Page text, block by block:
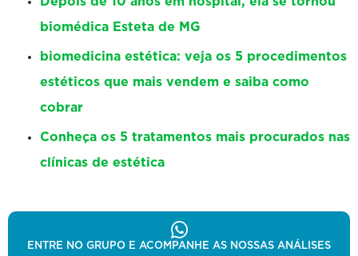
biomédica Esteta de MG
biomedicina estética: veja os 5 procedimentos
estéticos que mais vendem e saiba como
cobrar
Conheça os 5 tratamentos mais procurados nas
clínicas de estética
ENTRE NO GRUPO E ACOMPANHE AS NOSSAS ANÁLISES